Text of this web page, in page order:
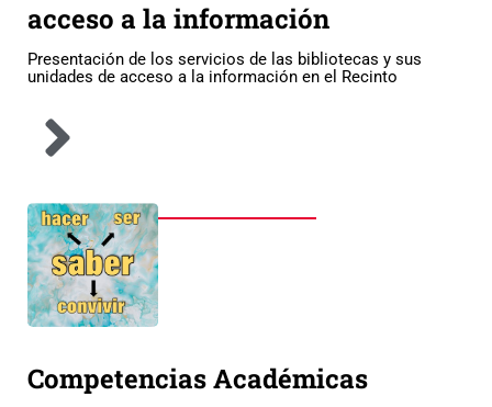
acceso a la información
Presentación de los servicios de las bibliotecas y sus
unidades de acceso a la información en el Recinto
Competencias Académicas